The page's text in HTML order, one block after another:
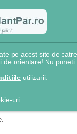
pe acest site de
de orientare! Nu puneti
utilizarii.
uri